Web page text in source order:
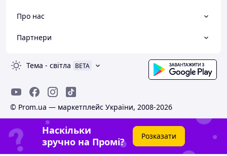
Про нас
Партнери
Тема - світла BETA
© Prom.ua — маркетплейс України, 2008-2026
Наскільки
зручно на Промі?
Розказати